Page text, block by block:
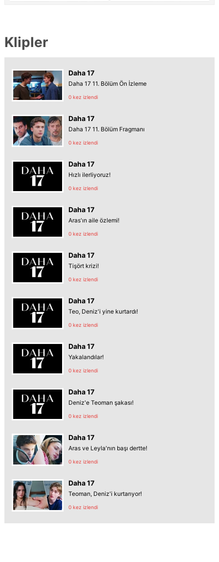
Klipler
Daha 17
Daha 17 11. Bölüm Ön İzleme
0 kez izlendi
Daha 17
Daha 17 11. Bölüm Fragmanı
0 kez izlendi
Daha 17
Hızlı ilerliyoruz!
0 kez izlendi
Daha 17
Aras'ın aile özlemi!
0 kez izlendi
Daha 17
Tişört krizi!
0 kez izlendi
Daha 17
Teo, Deniz'i yine kurtardı!
0 kez izlendi
Daha 17
Yakalandılar!
0 kez izlendi
Daha 17
Deniz'e Teoman şakası!
0 kez izlendi
Daha 17
Aras ve Leyla'nın başı dertte!
0 kez izlendi
Daha 17
Teoman, Deniz'i kurtarıyor!
0 kez izlendi